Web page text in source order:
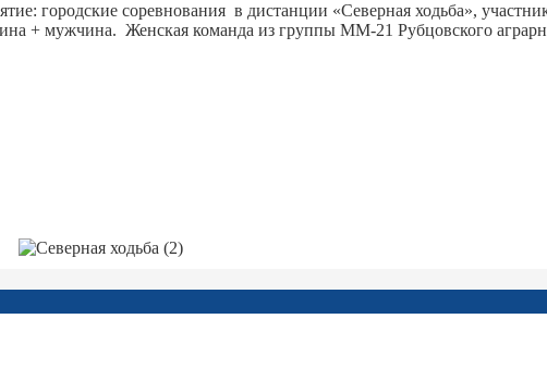
городские соревнования в дистанции «Северная ходьба»,
+ мужчина. Женская команда из группы ММ-21 Рубцовского